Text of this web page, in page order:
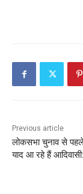
Previous article
लोकसभा चुनाव से पहले
याद आ रहे हैं